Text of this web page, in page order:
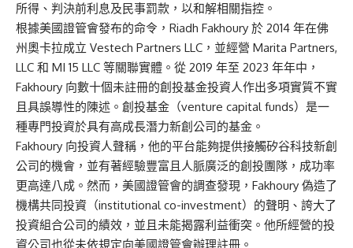
所得、判決前利息及民事罰款，以和解相關指控。
根據美國證管會發布的命令，Riadh Fakhoury 於 2014 年在佛
州奧卡拉成立 Vestech Partners LLC，並經營 Marita Partners,
LLC 和 MI 15 LLC 等關聯實體。從 2019 年至 2023 年年中，
Fakhoury 向數十個未註冊的創投基金投資人作出多項實質不實
且具誤導性的陳述。創投基金（venture capital funds）是一
種專門投資於具有高成長潛力新創公司的基金。
Fakhoury 向投資人聲稱，他的平台能夠提供接觸矽谷科技新創
公司的機會，並有著經驗豐富且人脈廣泛的創投團隊，成功率
更高達八成。然而，美國證管會的調查發現，Fakhoury 偽造了
機構共同投資（institutional co-investment）的聲明、誇大了
投資組合公司的績效，並且未能揭露利益衝突。他所經營的投
資公司也從未依規定向美國證管會辦理註冊。